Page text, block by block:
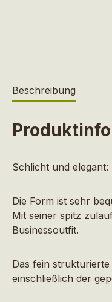
Beschreibung
Schlicht und
Die Form ist sehr
Mit seiner spitz
Businessoutfit.
Das fein
einschließlich der